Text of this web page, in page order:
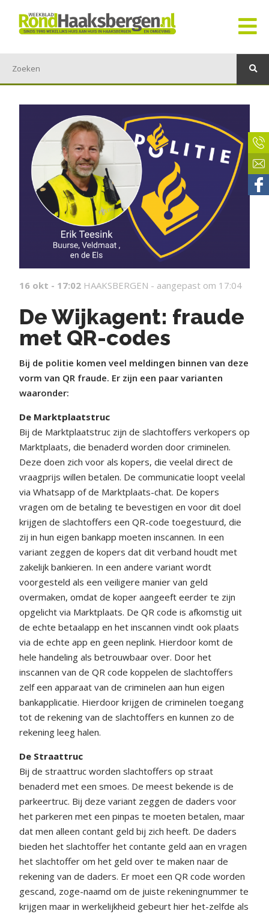
16 okt - 17:02 HAAKSBERGEN - aangepast om 17:04
De Wijkagent: fraude
met QR-codes
Bij de politie komen veel meldingen binnen van deze
vorm van QR fraude. Er zijn een paar varianten
waaronder:
De Marktplaatstruc
Bij de Marktplaatstruc zijn de slachtoffers verkopers op
Marktplaats, die benaderd worden door criminelen.
Deze doen zich voor als kopers, die veelal direct de
vraagprijs willen betalen. De communicatie loopt veelal
via Whatsapp of de Marktplaats-chat. De kopers
vragen om de betaling te bevestigen en voor dit doel
krijgen de slachtoffers een QR-code toegestuurd, die
zij in hun eigen bankapp moeten inscannen. In een
variant zeggen de kopers dat dit verband houdt met
zakelijk bankieren. In een andere variant wordt
voorgesteld als een veiligere manier van geld
overmaken, omdat de koper aangeeft eerder te zijn
opgelicht via Marktplaats. De QR code is afkomstig uit
de echte betaalapp en het inscannen vindt ook plaats
via de echte app en geen neplink. Hierdoor komt de
hele handeling als betrouwbaar over. Door het
inscannen van de QR code koppelen de slachtoffers
zelf een apparaat van de criminelen aan hun eigen
bankapplicatie. Hierdoor krijgen de criminelen toegang
tot de rekening van de slachtoffers en kunnen zo de
rekening leeg halen.
De Straattruc
Bij de straattruc worden slachtoffers op straat
benaderd met een smoes. De meest bekende is de
parkeertruc. Bij deze variant zeggen de daders voor
het parkeren met een pinpas te moeten betalen, maar
dat men alleen contant geld bij zich heeft. De daders
bieden het slachtoffer het contante geld aan en vragen
het slachtoffer om het geld over te maken naar de
rekening van de daders. Er moet een QR code worden
gescand, zoge-naamd om de juiste rekeningnummer te
krijgen maar in werkelijkheid gebeurt hier het-zelfde als